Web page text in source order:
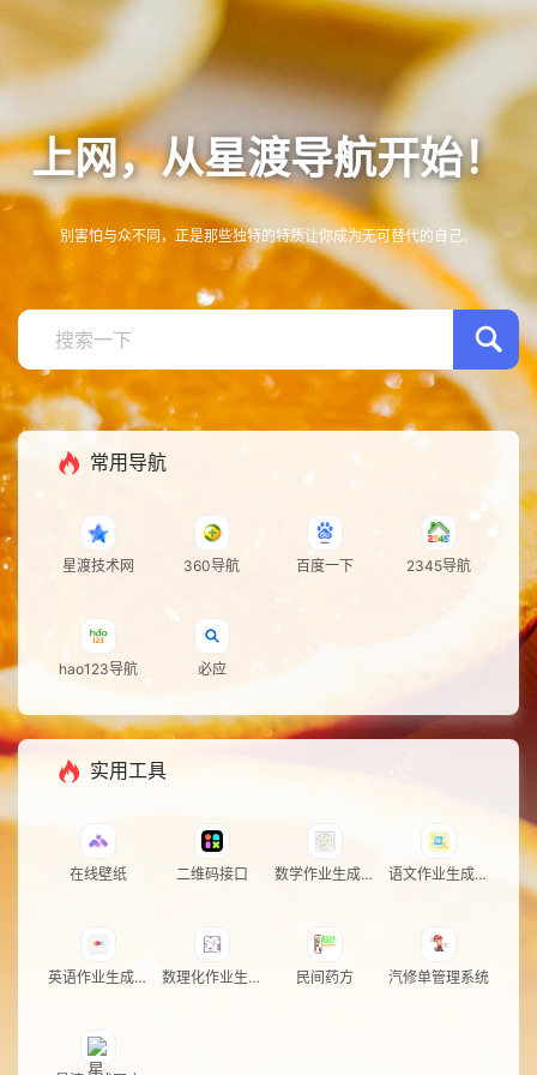
上网，从星渡导航开始！
别害怕与众不同，正是那些独特的特质让你成为无可替代的自己。
常用导航
星渡技术网 360导航 百度一下 2345导航
hao123导航 必应
实用工具
在线壁纸 二维码接口
数学作业生成系
语文作业生成系
英语作业生成系
数理化作业生成
民间药方 汽修单管理系统